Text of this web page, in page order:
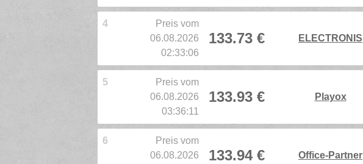
4
Preis vom
06.08.2026
02:33:06
133.73 € ELECTRONIS
5
Preis vom
06.08.2026
03:36:11
133.93 € Playox
6
Preis vom
06.08.2026
133.94 € Office-Partner